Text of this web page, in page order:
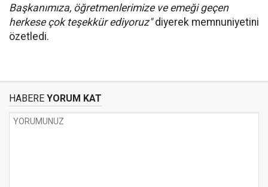
Başkanımıza, öğretmenlerimize ve emeği geçen
herkese çok teşekkür ediyoruz"diyerek memnuniyetini
özetledi.
HABERE YORUM KAT